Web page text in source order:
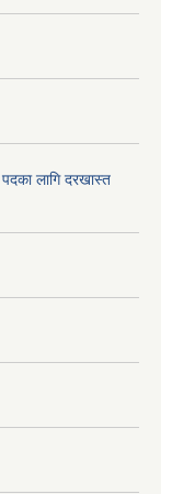
लागि दरखास्त